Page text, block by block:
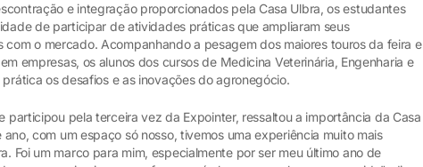
e integração proporcionados pela Casa Ulbra, os estudantes
de participar de atividades práticas que ampliaram seus
com o mercado. Acompanhando a pesagem dos maiores touros da feira e
empresas, os alunos dos cursos de Medicina Veterinária, Engenharia e
os desafios e as inovações do agronegócio.
participou pela terceira vez da Expointer, ressaltou a importância da Casa
ano, com um espaço só nosso, tivemos uma experiência muito mais
Foi um marco para mim, especialmente por ser meu último ano de